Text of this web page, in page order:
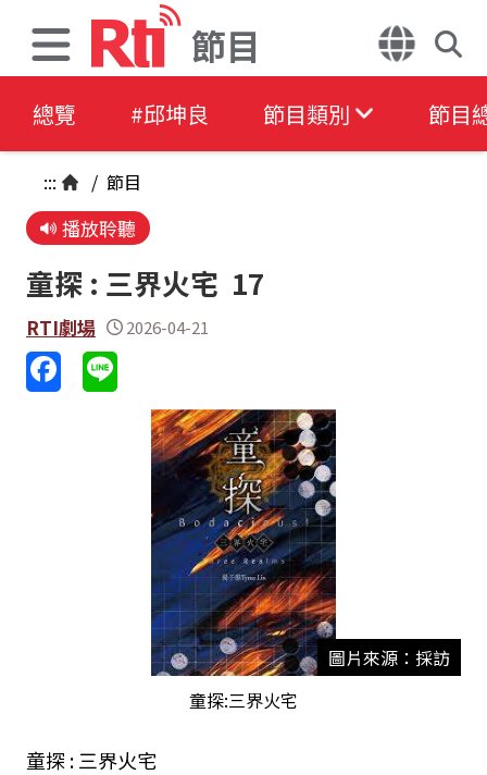
節目
總覽 #邱坤良 節目類別 節目
::: / 節目
播放聆聽
童探 : 三界火宅 17
RTI劇場 2026-04-21
圖片來源：採訪
童探:三界火宅
童探 : 三界火宅